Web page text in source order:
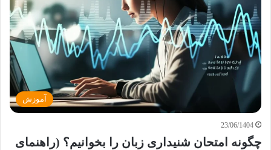
آموزش
23/06/1404
چگونه امتحان شنیداری زبان را بخوانیم؟ (راهنمای